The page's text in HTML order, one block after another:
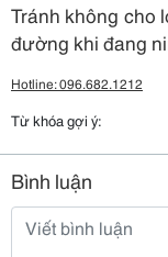
Tránh không cho
đường khi đang
Hotline: 096.682.1212
Từ khóa gợi ý:
Bình luận